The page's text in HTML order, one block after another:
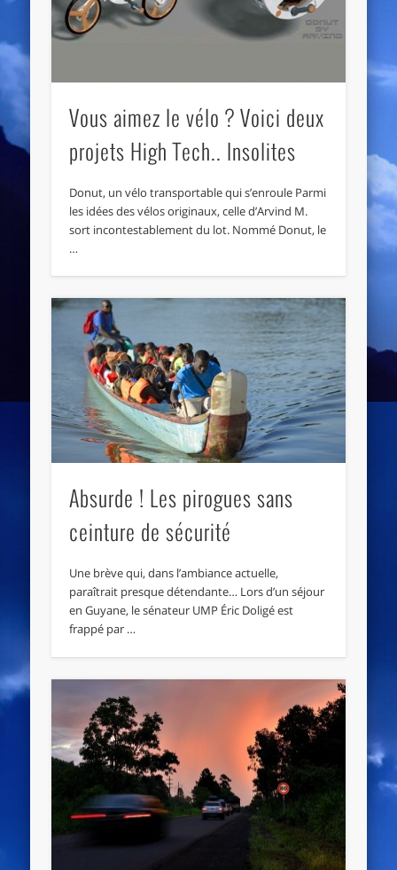
Vous aimez le vélo ? Voici deux
projets High Tech.. Insolites
Donut, un vélo transportable qui s’enroule Parmi
les idées des vélos originaux, celle d’Arvind M.
sort incontestablement du lot. Nommé Donut, le
…
Absurde ! Les pirogues sans
ceinture de sécurité
Une brève qui, dans l’ambiance actuelle,
paraîtrait presque détendante… Lors d’un séjour
en Guyane, le sénateur UMP Éric Doligé est
frappé par …